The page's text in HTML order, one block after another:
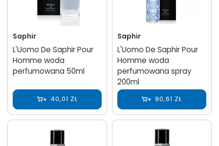
Saphir
L'Uomo De Saphir Pour
Homme woda
perfumowana 50ml
40,01 ZŁ
Saphir
L'Uomo De Saphir Pour
Homme woda
perfumowana spray
200ml
90,61 ZŁ